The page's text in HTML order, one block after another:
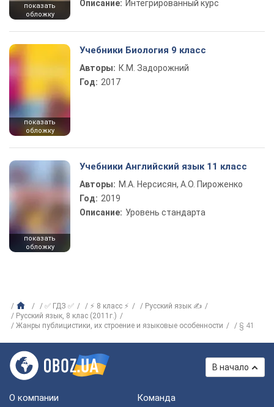
показать
обложку
Описание: Интегрированный курс
показать
обложку
Учебники Биология 9 класс
Авторы: К.М. Задорожний
Год: 2017
показать
обложку
Учебники Английский язык 11 класс
Авторы: М.А. Нерсисян, А.О. Пироженко
Год: 2019
Описание: Уровень стандарта
✅ ГДЗ ✅ ⚡ 8 класс ⚡
Русский язык ✍
Русский язык, 8 клас (2011г.)
Жанры публицистики, их строение и языковые особенности
§ 41
В начало
О компании Команда